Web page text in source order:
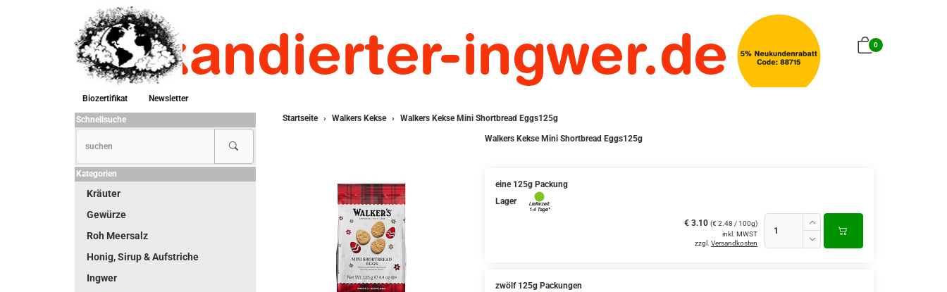
0
Biozertifikat
Newsletter
Startseite
Walkers Kekse Walkers Kekse Mini Shortbread Eggs125g
Walkers Kekse Mini Shortbread Eggs125g
eine 125g Packung
Lager
€ 3.10 (€ 2.48 / 100g)
inkl. MWST
zzgl. Versandkosten
zwölf 125g Packungen
Schnellsuche
Kategorien
Kräuter
Gewürze
Roh Meersalz
Honig, Sirup & Aufstriche
Ingwer